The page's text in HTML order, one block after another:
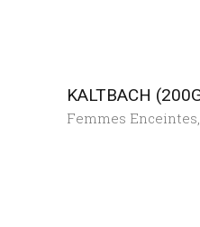
KALTBACH
Femmes Enceintes